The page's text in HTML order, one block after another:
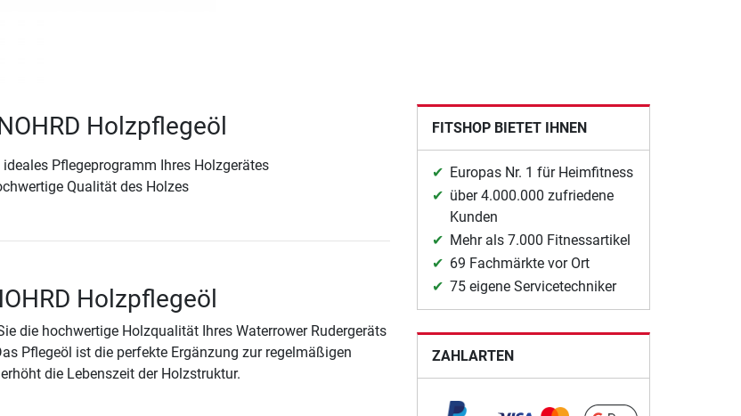
Holzpflegeöl
ideales Pflegeprogramm Ihres Holzgerätes
Qualität des Holzes
Holzpflegeöl
die hochwertige Holzqualität Ihres Waterrower Rudergeräts
Pflegeöl ist die perfekte Ergänzung zur regelmäßigen
die Lebenszeit der Holzstruktur.
FITSHOP BIETET IHNEN
Europas Nr. 1 für Heimfitness
über 4.000.000 zufriedene
Kunden
Mehr als 7.000 Fitnessartikel
69 Fachmärkte vor Ort
75 eigene Servicetechniker
ZAHLARTEN